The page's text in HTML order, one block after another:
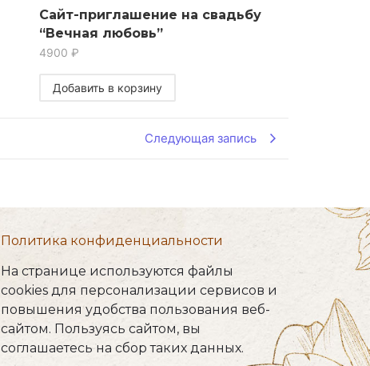
Сайт-приглашение на свадьбу
“Вечная любовь”
4900 ₽
Добавить в корзину
Следующая запись
Политика конфиденциальности
На странице используются файлы
cookies для персонализации сервисов и
повышения удобства пользования веб-
сайтом. Пользуясь сайтом, вы
соглашаетесь на сбор таких данных.